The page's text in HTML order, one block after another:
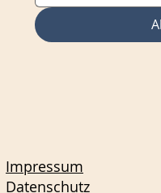
Impressum
Datenschutz